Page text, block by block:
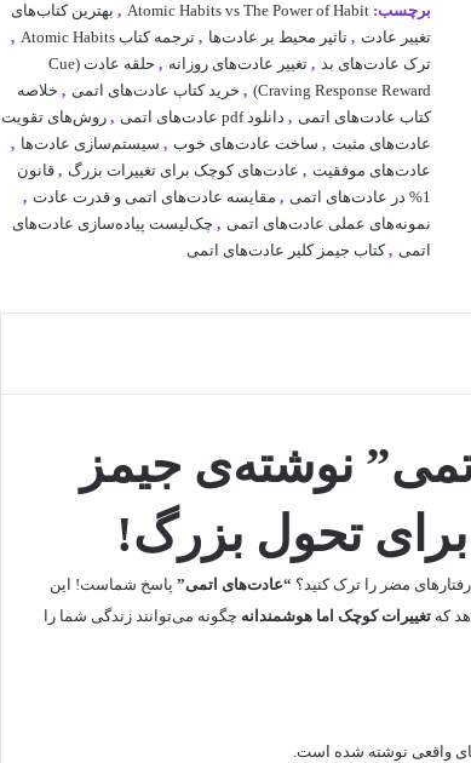
کتاب
عادت
های
اتمی
PDF
عدد
برچسب: Atomic Habits vs The Power of Habit
, بهترین کتاب‌های
تغییر عادت , تاثیر محیط بر عادت‌ها , ترجمه کتاب Atomic Habits
,
ترک عادت‌های بد , تغییر عادت‌های روزانه ,
حلقه عادت (Cue
Craving Response Reward)
, خرید کتاب عادت‌های اتمی , خلاصه
کتاب عادت‌های اتمی , دانلود pdf عادت‌های اتمی , روش‌های تقویت
عادت‌های مثبت , ساخت عادت‌های خوب , سیستم‌سازی عادت‌ها ,
عادت‌های موفقیت , عادت‌های کوچک برای تغییرات بزرگ , قانون
1% در عادت‌های اتمی
, مقایسه عادت‌های اتمی و قدرت عادت ,
نمونه‌های عملی عادت‌های اتمی , چک‌لیست پیاده‌سازی عادت‌های
اتمی ,کتاب جیمز کلیر عادت‌های اتمی
نوشته‌ی جیمز
تحول بزرگ!
رفتارهای مضر را ترک کنید؟ “عادت‌های اتمی”پاسخ شماست! این
که تغییرات کوچک اما هوشمندانه چگونه می‌توانند زندگی شما را
واقعی نوشته شده است.